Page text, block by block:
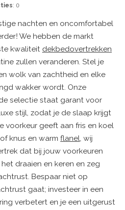
: 0
nachten en oncomfortabel
We hebben de markt
kwaliteit dekbedovertrekken
zullen veranderen. Stel je
wolk van zachtheid en elke
wakker wordt. Onze
selectie staat garant voor
stijl, zodat je de slaap krijgt
voorkeur geeft aan fris en koel
of knus en warm flanel, wij
dat bij jouw voorkeuren
draaien en keren en zeg
Bespaar niet op
gaat; investeer in een
verbetert en je een uitgerust